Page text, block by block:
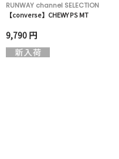
RUNWAY channel SELECTION
【converse】CHEWY PS MT
9,790 円